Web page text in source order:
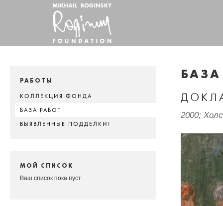
РАБОТЫ
КОЛЛЕКЦИЯ ФОНДА
БАЗА РАБОТ
ВЫЯВЛЕННЫЕ ПОДДЕЛКИ!
МОЙ СПИСОК
Ваш список пока пуст
2000;